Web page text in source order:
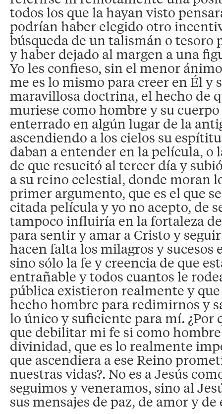
todos los que la hayan visto
podrían haber elegido otro
búsqueda de un talismán o tesoro
y haber dejado al margen a una
Yo les confieso, sin el menor
me es lo mismo para creer en Él y
maravillosa doctrina, el hecho de
muriese como hombre y su
enterrado en algún lugar de la
ascendiendo a los cielos su
daban a entender en la película, o
de que resucitó al tercer día y
a su reino celestial, donde moran
primer argumento, que es el que
citada película y yo no acepto, de
tampoco influiría en la fortaleza
para sentir y amar a Cristo y
hacen falta los milagros y
sino sólo la fe y creencia de que
entrañable y todos cuantos le
pública existieron realmente y que
hecho hombre para redimirnos y
lo único y suficiente para mí. ¿Por
que debilitar mi fe si como
divinidad, que es lo realmente
que ascendiera a ese Reino
nuestras vidas?. No es a Jesús
seguimos y veneramos, sino al
sus mensajes de paz, de amor y de